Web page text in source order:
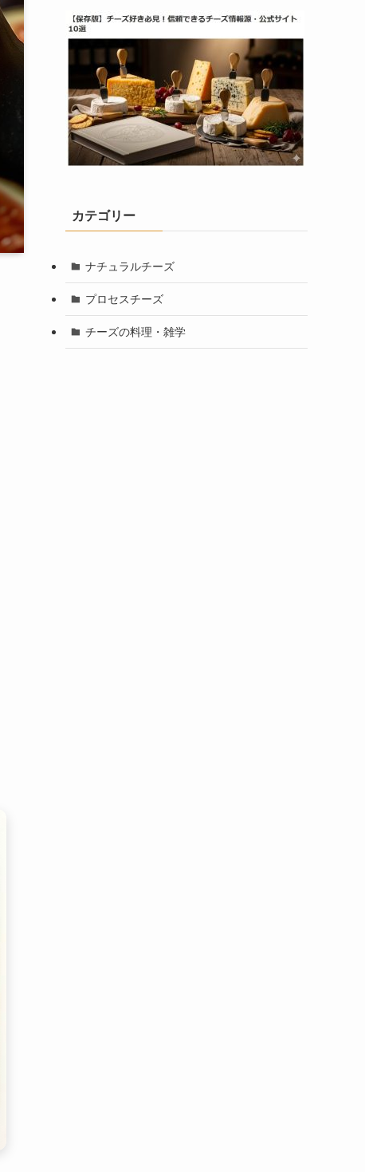
カテゴリー
ナチュラルチーズ
プロセスチーズ
チーズの料理・雑学